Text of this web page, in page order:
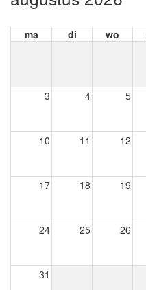
ma di wo
3 4 5
10 11 12
17 18 19
24 25 26
31